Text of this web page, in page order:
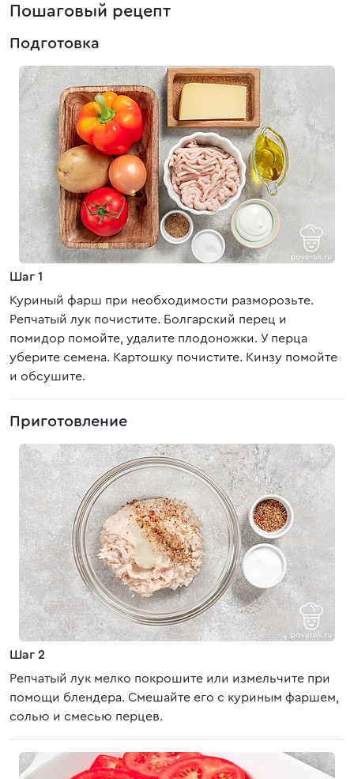
Пошаговый рецепт
Подготовка
Шаг 1
Куриный фарш при необходимости разморозьте.
Репчатый лук почистите. Болгарский перец и
помидор помойте, удалите плодоножки. У перца
уберите семена. Картошку почистите. Кинзу помойте
и обсушите.
Приготовление
Шаг 2
Репчатый лук мелко покрошите или измельчите при
помощи блендера. Смешайте его с куриным фаршем,
солью и смесью перцев.